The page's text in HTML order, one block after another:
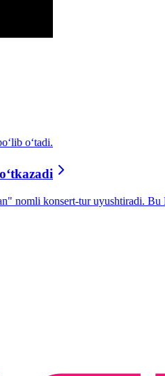
o‘tadi.
nomli konsert-tur uyushtiradi.